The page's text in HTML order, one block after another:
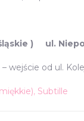
) ul.
wejście od ul.
, Subtille